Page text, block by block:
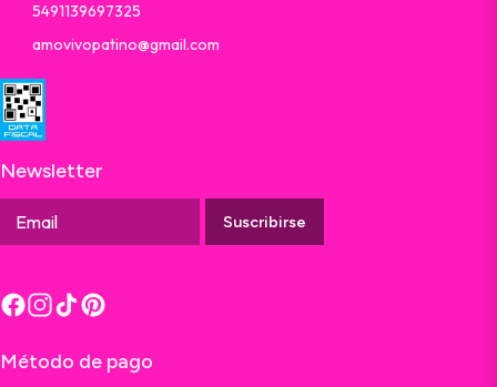
5491139697325
amovivopatino@gmail.com
Newsletter
Suscribirse
Método de pago